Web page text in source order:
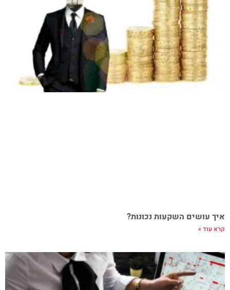
איך עושים השקעות נכונות?
קרא עוד »